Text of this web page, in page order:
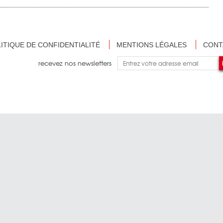
DE CONFIDENTIALITÉ MENTIONS LÉGALES
recevez nos newsletters